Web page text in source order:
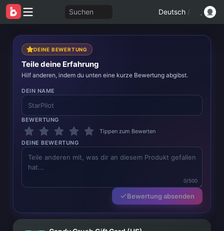
Suchen Deutsch /
DEINE BEWERTUNG
Teile deine Erfahrung
Hilf anderen, indem du unten eine kurze Bewertung abgibst.
DEIN NAME
BEWERTUNG
Tippen zum Bewerten
DEINE BEWERTUNG
0/500
Bewertung absenden